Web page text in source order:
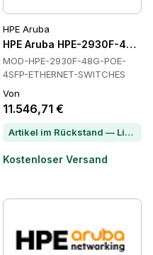
HPE Aruba
HPE Aruba HPE-2930F-48G-
MOD-HPE-2930F-48G-POE-
4SFP-ETHERNET-SWITCHES
Von
11.546,71 €
Artikel im Rückstand — Lieferzeit per Chat erfragen
Kostenloser Versand